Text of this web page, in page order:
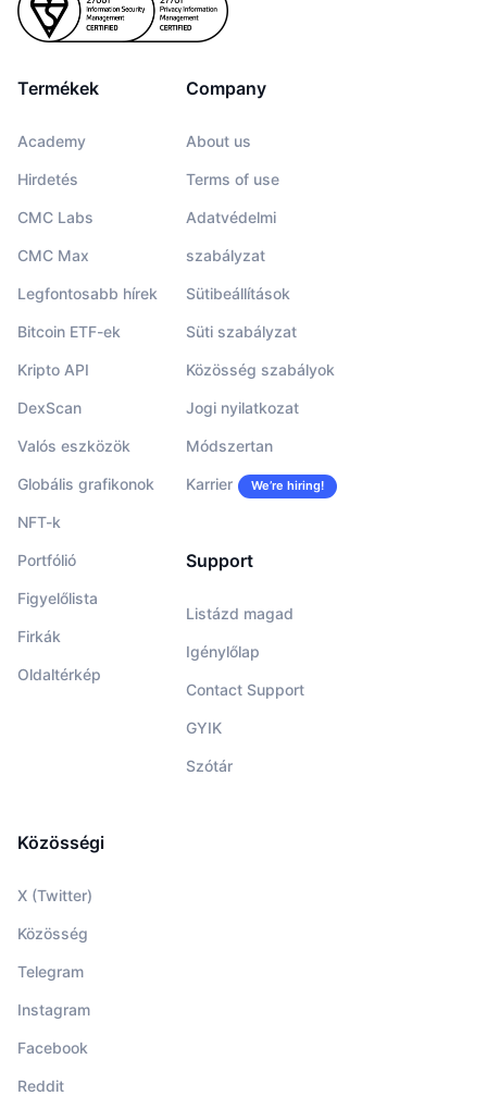
Termékek
Academy
Hirdetés
CMC Labs
CMC Max
Legfontosabb hírek
Bitcoin ETF-ek
Kripto API
DexScan
Valós eszközök
Globális grafikonok
NFT-k
Portfólió
Figyelőlista
Firkák
Oldaltérkép
Company
About us
Terms of use
Adatvédelmi
szabályzat
Sütibeállítások
Süti szabályzat
Közösség szabályok
Jogi nyilatkozat
Módszertan
Karrier We’re hiring!
Support
Listázd magad
Igénylőlap
Contact Support
GYIK
Szótár
Közösségi
X (Twitter)
Közösség
Telegram
Instagram
Facebook
Reddit